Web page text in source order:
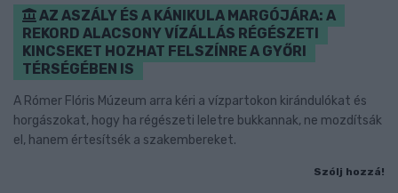
AZ ASZÁLY ÉS A KÁNIKULA MARGÓJÁRA: A
REKORD ALACSONY VÍZÁLLÁS RÉGÉSZETI
KINCSEKET HOZHAT FELSZÍNRE A GYŐRI
TÉRSÉGÉBEN IS
A Rómer Flóris Múzeum arra kéri a vízpartokon kirándulókat és
horgászokat, hogy ha régészeti leletre bukkannak, ne mozdítsák
el, hanem értesítsék a szakembereket.
Szólj hozzá!